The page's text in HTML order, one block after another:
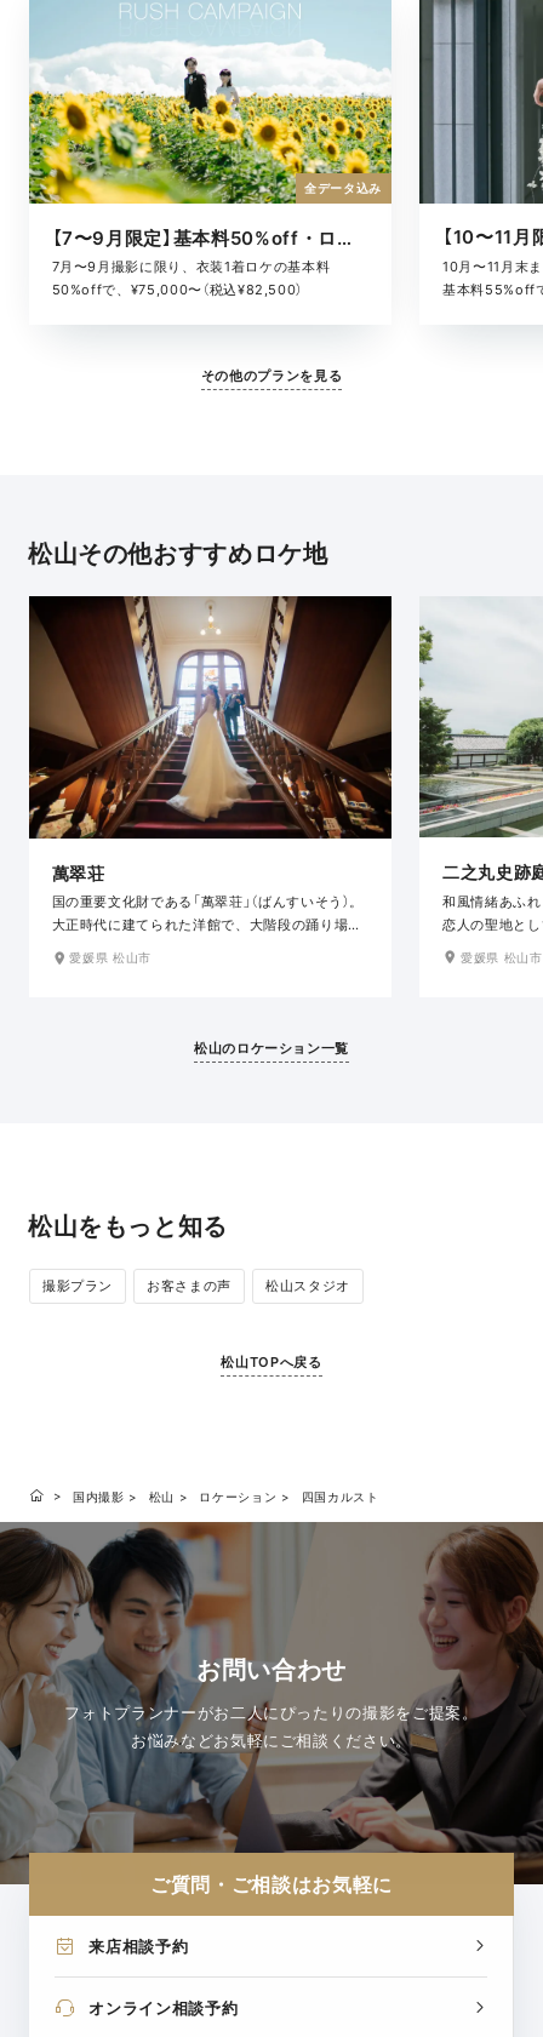
【7〜9月限定】基本料50%off・ロケキャンペーン
7月〜9月撮影に限り、衣装1着ロケの基本料
50%offで、¥75,000〜（税込¥82,500）
全データ込み
10月〜11月末
基本料55%off
その他のプランを見る
松山その他おすすめロケ地
萬翠荘
国の重要文化財である「萬翠荘」（ばんすいそう）。
大正時代に建てられた洋館で、大階段の踊り場や
壁面に大きなステンドグラス、 家具や照明等にア
愛媛県 松山市
二之丸史跡
和風情緒あふ
恋人の聖地と
美しい情緒あ
の人気スポッ
愛媛県 松山市
松山のロケーション一覧
松山をもっと知る
撮影プラン お客さまの声 松山スタジオ
松山TOPへ戻る
国内撮影 松山 ロケーション 四国カルスト
お問い合わせ
フォトプランナーがお二人にぴったりの撮影をご提案。
お悩みなどお気軽にご相談ください。
ご質問・ご相談はお気軽に
来店相談予約
オンライン相談予約